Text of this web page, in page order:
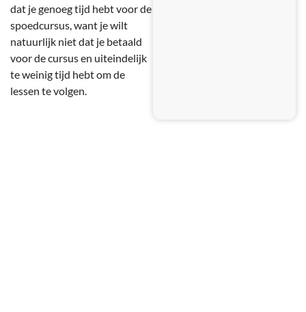
dat je genoeg tijd hebt voor de
spoedcursus, want je wilt
natuurlijk niet dat je betaald
voor de cursus en uiteindelijk
te weinig tijd hebt om de
lessen te volgen.